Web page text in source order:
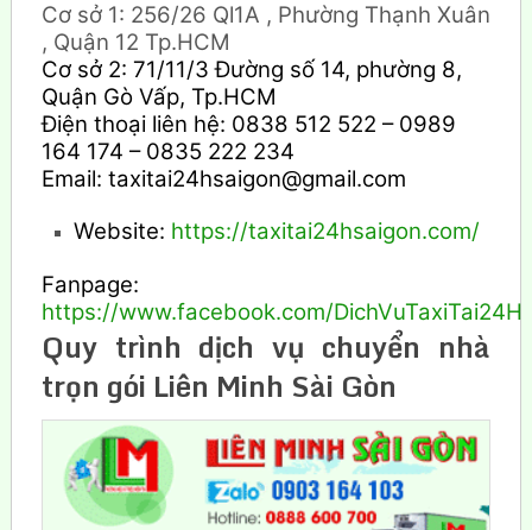
Cơ sở 1: 256/26 Ql1A , Phường Thạnh Xuân
, Quận 12 Tp.HCM
Cơ sở 2: 71/11/3 Đường số 14, phường 8,
Quận Gò Vấp, Tp.HCM
Điện thoại liên hệ: 0838 512 522 – 0989
164 174 – 0835 222 234
Email: taxitai24hsaigon@gmail.com
Website: https://taxitai24hsaigon.com/
Fanpage:
https://www.facebook.com/
Quy trình dịch vụ chuyển nhà
trọn gói Liên Minh Sài Gòn